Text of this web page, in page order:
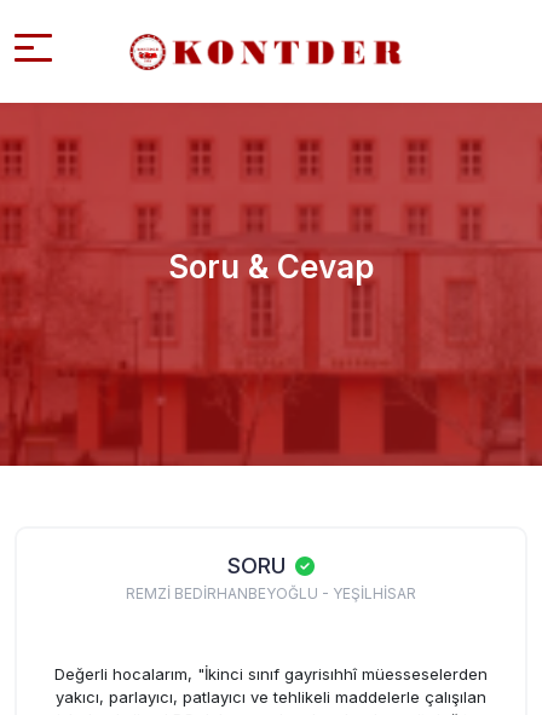
Soru & Cevap
SORU
REMZİ BEDİRHANBEYOĞLU - YEŞİLHİSAR
Değerli hocalarım, "İkinci sınıf gayrisıhhî müesseselerden
yakıcı, parlayıcı, patlayıcı ve tehlikeli maddelerle çalışılan